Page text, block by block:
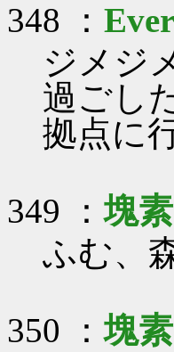
348 ：
ジメジ
過ごし
拠点に
349 ：塊
ふむ、
350 ：塊